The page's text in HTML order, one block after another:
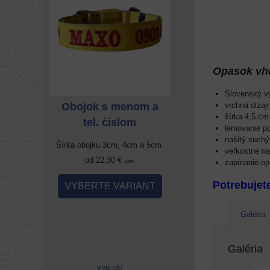
Opasok
Slovenský
vrchná
šírka 4,5 cm
lemovanie
našitý
veľkostne
zapínanie
Galéria
Galéria
Obojok s menom a
tel. číslom
Šírka obojku 3cm, 4cm a 5cm.
od 22,30 €
s DPH
VYBERTE VARIANT
Obojok s
tel. číslom
Šírka obojku 3cm, 4cm
od 22,30 €s DPH
VYBERTE
vep.sk/